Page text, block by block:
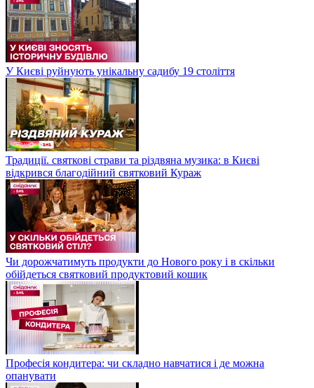
У Києві руйнують унікальну садибу 19 століття
Традиції. святкові страви та різдвяна музика: в Києві
відкрився благодійний святковий Кураж
Чи дорожчатимуть продукти до Нового року і в скільки
обійдеться святковий продуктовий кошик
Професія кондитера: чи складно навчатися і де можна
опанувати